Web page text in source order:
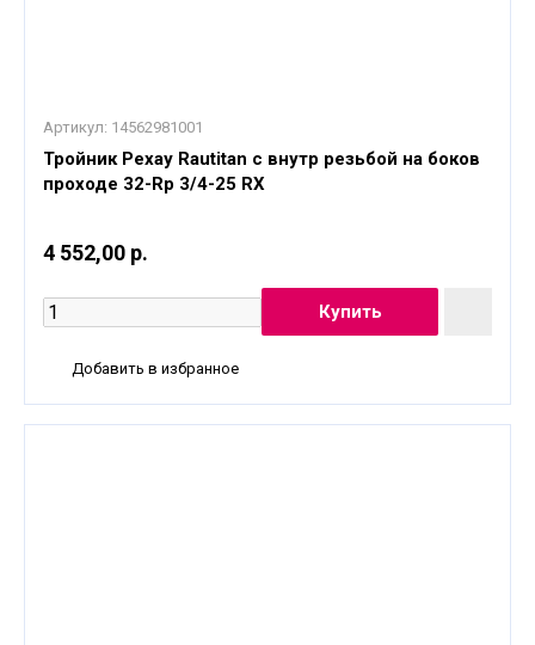
Артикул: 14562981001
Тройник Рехау Rautitan с внутр резьбой на боков
проходе 32-Rp 3/4-25 RX
4 552,00 р.
Добавить в избранное